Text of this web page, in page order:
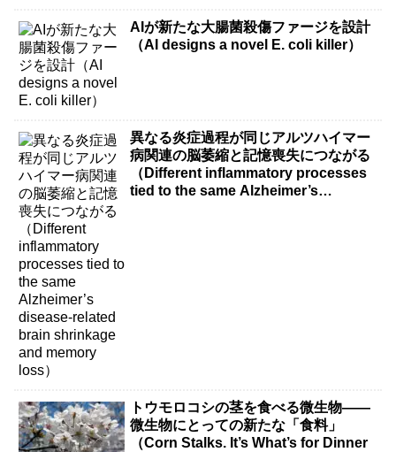
AIが新たな大腸菌殺傷ファージを設計
（AI designs a novel E. coli killer）
異なる炎症過程が同じアルツハイマー
病関連の脳萎縮と記憶喪失につながる
（Different inflammatory processes
tied to the same Alzheimer’s
トウモロコシの茎を食べる微生物――
微生物にとっての新たな「食料」
（Corn Stalks. It’s What’s for Dinner